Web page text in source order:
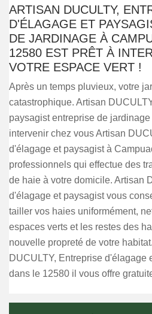
ARTISAN DUCULTY,
D'ÉLAGAGE ET
DE JARDINAGE À
12580 EST PRÊT À
VOTRE ESPACE VERT !
Après un temps pluvieux, votre
catastrophique. Artisan
paysagist entreprise de
intervenir chez vous Artisan
d'élagage et paysagist à
professionnels qui effectue des
de haie à votre domicile. Artisan
d'élagage et paysagist vous
tailler vos haies uniformément,
espaces verts et les restes des
nouvelle propreté de votre
DUCULTY, Entreprise d'élagage
dans le 12580 il vous offre